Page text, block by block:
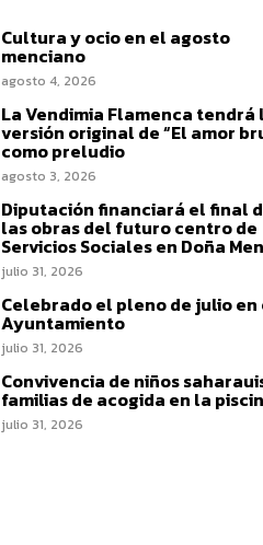
Cultura y ocio en el agosto
menciano
agosto 4, 2026
La Vendimia Flamenca tendrá
versión original de “El amor
como preludio
agosto 3, 2026
Diputación financiará el final
las obras del futuro centro de
Servicios Sociales en Doña
julio 31, 2026
Celebrado el pleno de julio en
Ayuntamiento
julio 31, 2026
Convivencia de niños
familias de acogida en la
julio 31, 2026